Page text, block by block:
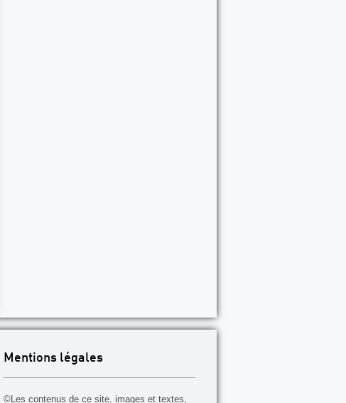
Mentions légales
©Les contenus de ce site, images et textes,